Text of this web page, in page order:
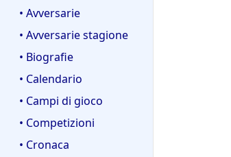
• Avversarie
• Avversarie stagione
• Biografie
• Calendario
• Campi di gioco
• Competizioni
• Cronaca